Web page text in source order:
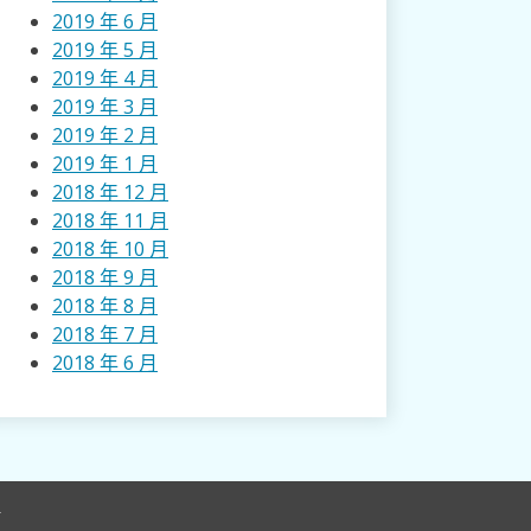
2019 年 6 月
2019 年 5 月
2019 年 4 月
2019 年 3 月
2019 年 2 月
2019 年 1 月
2018 年 12 月
2018 年 11 月
2018 年 10 月
2018 年 9 月
2018 年 8 月
2018 年 7 月
2018 年 6 月